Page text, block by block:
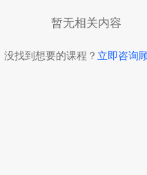
暂无相关内容
没找到想要的课程？ 立即咨询